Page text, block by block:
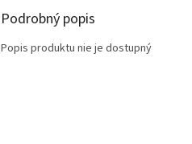
Podrobný popis
Popis produktu nie je dostupný